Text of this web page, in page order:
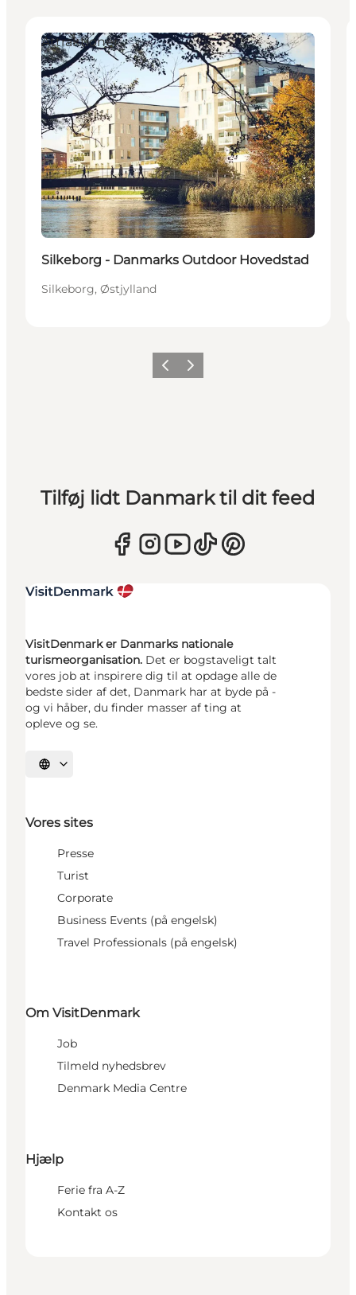
Attraktioner
Silkeborg - Danmarks Outdoor Hovedstad
Silkeborg, Østjylland
ForrigeNæste
Tilføj lidt Danmark til dit feed
VisitDenmark er Danmarks nationale
turismeorganisation. Det er bogstaveligt talt
vores job at inspirere dig til at opdage alle de
bedste sider af det, Danmark har at byde på -
og vi håber, du finder masser af ting at
opleve og se.
Vælg sprog
Vores sites
Presse
Turist
Corporate
Business Events (på engelsk)
Travel Professionals (på engelsk)
Om VisitDenmark
Job
Tilmeld nyhedsbrev
Denmark Media Centre
Hjælp
Ferie fra A-Z
Kontakt os